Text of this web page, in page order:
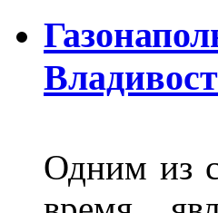
Одним из